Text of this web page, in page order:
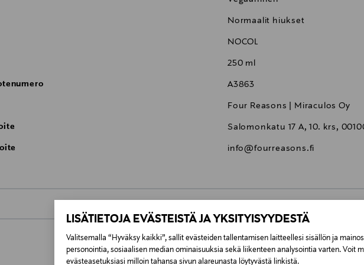
LISÄTIETOJA EVÄSTEISTÄ JA YKSITYISYYDESTÄ
Valitsemalla “Hyväksy kaikki”, sallit evästeiden tallentamisen laitteellesi sisällön ja
personointia, sosiaalisen median ominaisuuksia sekä liikenteen analysointia varten. Voit
evästeasetuksiasi milloin tahansa sivun alareunasta löytyvästä linkistä.
Normaalit hiukset
NOCOL
250 ml
A3863
Four Reasons | Miraculos Oy
Salomonkatu 17 A, 10. krs,
info@fourreasons.fi
0,00 €
tai noutopisteeseen 0,00 € – 4,90 €
että olet tyytyväinen tilaukseesi. Voit palauttaa tilaamasi tuotteen 30 vuorokauden